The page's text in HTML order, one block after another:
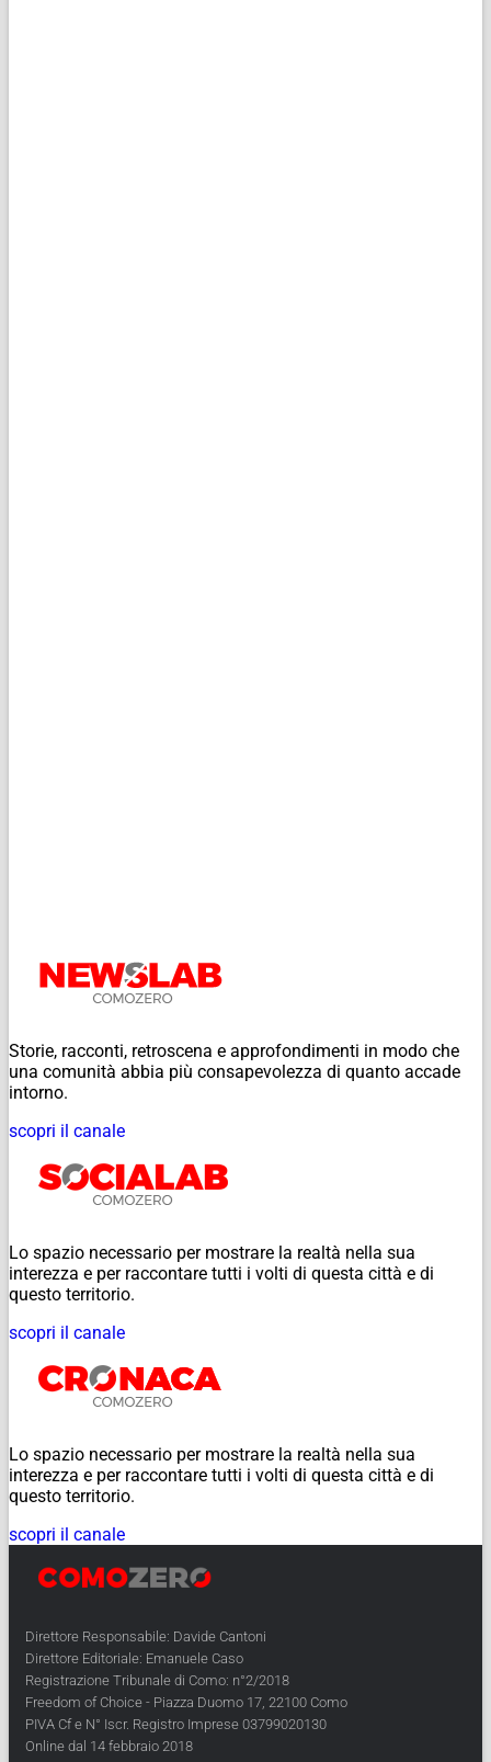
Storie, racconti, retroscena e approfondimenti in modo che
una comunità abbia più consapevolezza di quanto accade
intorno.
scopri il canale
Lo spazio necessario per mostrare la realtà nella sua
interezza e per raccontare tutti i volti di questa città e di
questo territorio.
scopri il canale
Lo spazio necessario per mostrare la realtà nella sua
interezza e per raccontare tutti i volti di questa città e di
questo territorio.
scopri il canale
Direttore Responsabile: Davide Cantoni
Direttore Editoriale: Emanuele Caso
Registrazione Tribunale di Como: n°2/2018
Freedom of Choice - Piazza Duomo 17, 22100 Como
PIVA Cf e N° Iscr. Registro Imprese 03799020130
Online dal 14 febbraio 2018